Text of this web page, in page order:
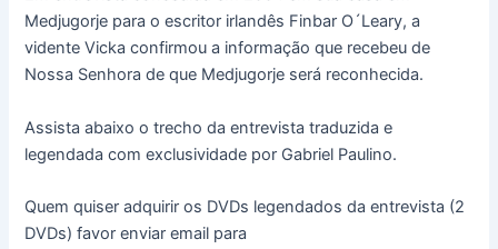
Medjugorje para o escritor irlandês Finbar O´Leary, a
vidente Vicka confirmou a informação que recebeu de
Nossa Senhora de que Medjugorje será reconhecida.
Assista abaixo o trecho da entrevista traduzida e
legendada com exclusividade por Gabriel Paulino.
Quem quiser adquirir os DVDs legendados da entrevista (2
DVDs) favor enviar email para